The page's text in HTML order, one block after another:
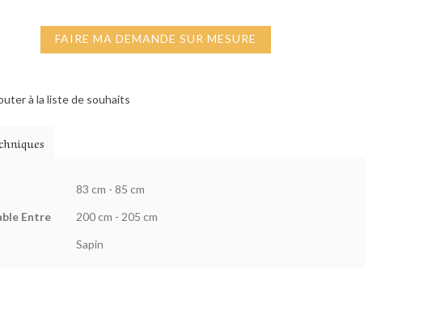
FAIRE MA DEMANDE SUR MESURE
à la liste de souhaits
83 cm - 85 cm
Entre
200 cm - 205 cm
Sapin